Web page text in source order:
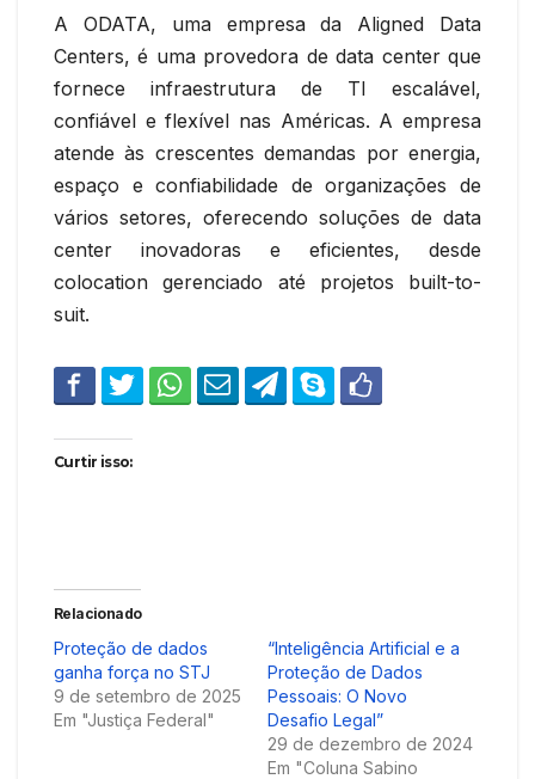
A ODATA, uma empresa da Aligned Data
Centers, é uma provedora de data center que
fornece infraestrutura de TI escalável,
confiável e flexível nas Américas. A empresa
atende às crescentes demandas por energia,
espaço e confiabilidade de organizações de
vários setores, oferecendo soluções de data
center inovadoras e eficientes, desde
colocation gerenciado até projetos built-to-
suit.
Curtir isso:
Relacionado
Proteção de dados
ganha força no STJ
9 de setembro de 2025
Em "Justiça Federal"
“Inteligência Artificial e a
Proteção de Dados
Pessoais: O Novo
Desafio Legal”
29 de dezembro de 2024
Em "Coluna Sabino